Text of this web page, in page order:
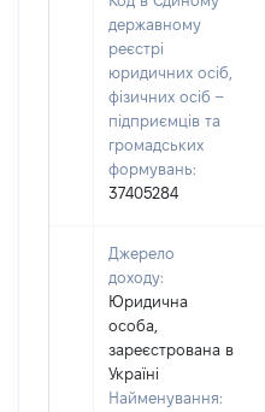
державному
реєстрі
юридичних осіб,
фізичних осіб –
підприємців та
громадських
формувань:
37405284
Джерело
доходу:
Юридична
особа,
зареєстрована в
Україні
Найменування: